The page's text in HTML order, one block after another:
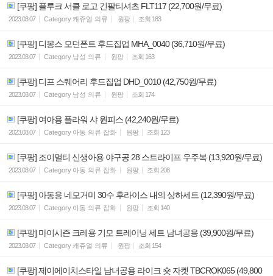
[쿠팡] 플루크 서클 로고 긴팔티셔츠 FLT117 (22,700원/무료)
2023.03.07 Category 캐쥬얼 의류 원팡 조회 183
[쿠팡] 디몽스 모던폰트 후드집업 MHA_0040 (36,710원/무료)
2023.03.07 Category 남성 의류 원팡 조회 163
[쿠팡] 디프 스퀘어리 후드집업 DHD_0010 (42,750원/무료)
2023.03.07 Category 남성 의류 원팡 조회 174
[쿠팡] 여아용 플라워 샤 원피스 (42,240원/무료)
2023.03.07 Category 아동 의류 잡화 원팡 조회 123
[쿠팡] 조이멀티 신생아용 야구공 28 스트라이프 우주복 (13,920원/무료)
2023.03.07 Category 아동 의류 잡화 원팡 조회 208
[쿠팡] 아동용 네모거미 30수 후라이스 내의 상하세트 (12,390원/무료)
2023.03.07 Category 아동 의류 잡화 원팡 조회 140
[쿠팡] 마이시즌 크레용 기모 트레이닝 세트 남녀공용 (39,900원/무료)
2023.03.07 Category 캐쥬얼 의류 원팡 조회 154
[쿠팡] 제이에이치스타일 남녀공용 라이크 숏 자켓 TBCROK065 (49,800